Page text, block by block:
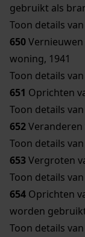
gebruikt als
Toon details
650
woning, 1941
Toon details
651 Oprichten
Toon details
652Veranderen
Toon details
653Vergroten
Toon details
654 Oprichten
worden
Toon details